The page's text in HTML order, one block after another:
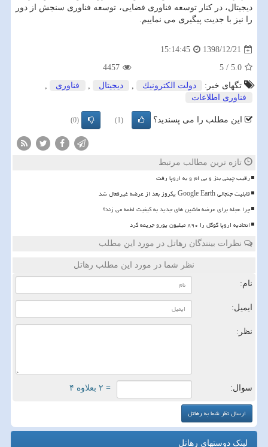
دیجیتال، در كنار توسعه فناوری فضایی، توسعه فناوری سنجش از دور
را نیز با جدیت پیگیری می نماییم.
1398/12/21
15:14:45
5.0
/
5
4457
تگهای خبر:
دولت الكترونیك , دیجیتال , فناوری
,
فناوری اطلاعات
این مطلب را می پسندید؟ (1)
(0)
تازه ترین مطالب مرتبط
رقیب چینی بنز و بی ام و به اروپا رفت
قابلیت جنجالی Google Earth یکروز بعد از عرضه غیرفعال شد
چرا عجله برای عرضه ماشین های جدید به کیفیت لطمه می زند؟
اتحادیه اروپا گوگل را ۸۹۰ میلیون یورو جریمه کرد
نظرات بینندگان رهاتل در مورد این مطلب
نظر شما در مورد این مطلب رهاتل
نام:
ایمیل:
نظر:
سوال: = ۲ بعلاوه ۴
لینک دوستهای رهاتل